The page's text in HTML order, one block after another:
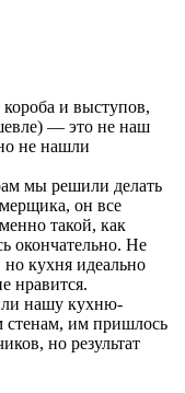
короба и выступов,
— это не наш
не нашли
мы решили делать
он все
такой, как
окончательно. Не
кухня идеально
нравится.
нашу кухню-
стенам, им пришлось
но результат